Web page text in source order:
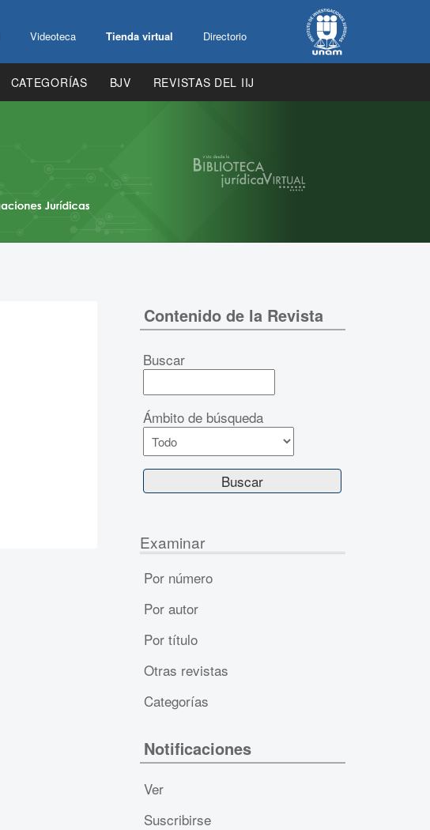
Videoteca Tienda virtual Directorio
CATEGORÍAS BJV REVISTAS DEL IIJ
Contenido de la Revista
Buscar
Ámbito de búsqueda
Examinar
Por número
Por autor
Por título
Otras revistas
Categorías
Notificaciones
Ver
Suscribirse